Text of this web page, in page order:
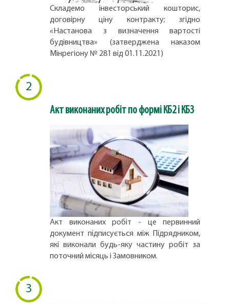
Складемо інвесторський кошторис,
договірну ціну контракту; згідно
«Настанова з визначення вартості
будівництва» (затверджена наказом
Мінрегіону № 281 від 01.11.2021)
2
Акт виконаних робіт по формі КБ2 і КБ3
Акт виконаних робіт - це первинний
документ підписується між Підрядником,
які виконали будь-яку частину робіт за
поточний місяць і Замовником.
3